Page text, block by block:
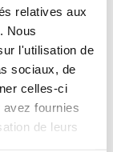
relatives aux
Nous
l'utilisation de
sociaux, de
celles-ci
fournies
de leurs